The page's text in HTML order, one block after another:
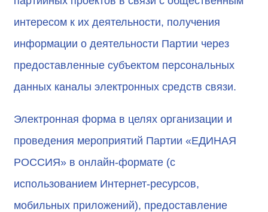
интересом к их деятельности, получения
информации о деятельности Партии через
предоставленные субъектом персональных
данных каналы электронных средств связи.
Электронная форма в целях организации и
проведения мероприятий Партии «ЕДИНАЯ
РОССИЯ» в онлайн-формате (с
использованием Интернет-ресурсов,
мобильных приложений), предоставление